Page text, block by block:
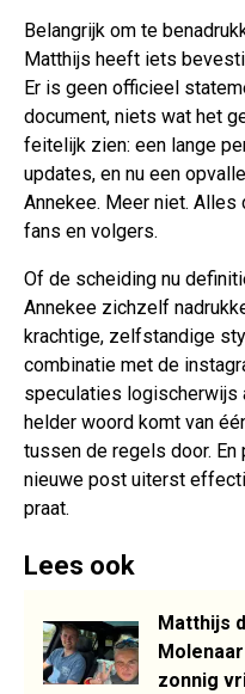
Belangrijk om te
Matthijs heeft iets
Er is geen officieel
document, niets wat het
feitelijk zien: een lange
updates, en nu een
Annekee. Meer niet.
fans en volgers.
Of de scheiding nu
Annekee zichzelf
krachtige, zelfstandige
combinatie met de
speculaties logischerwijs
helder woord komt van
tussen de regels door. En
nieuwe post uiterst
praat.
Lees ook
Matthijs
zonnig